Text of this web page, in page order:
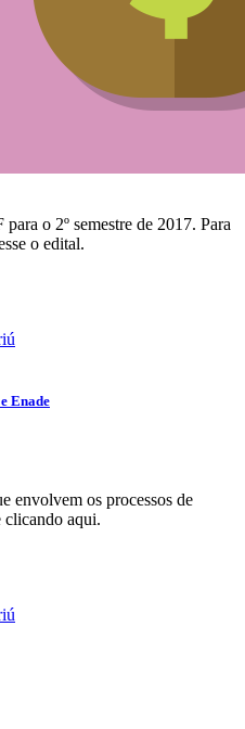
o 2º semestre de 2017. Para
o edital.
Enade
envolvem os processos de
clicando aqui.